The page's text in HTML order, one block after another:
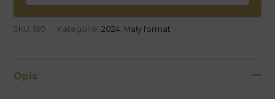
SKU: 189 Kategorie: 2024, Mały format
Opis